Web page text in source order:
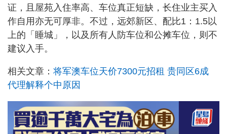
证，且屋苑入住率高、车位真正短缺，长住业主买入
作自用亦无可厚非。不过，远郊新区、配比1：1.5以
上的「睡城」，以及所有人防车位和公摊车位，则不
建议入手。
相关文章： 将军澳车位天价7300元招租 贵同区6成
代理解释个中原因